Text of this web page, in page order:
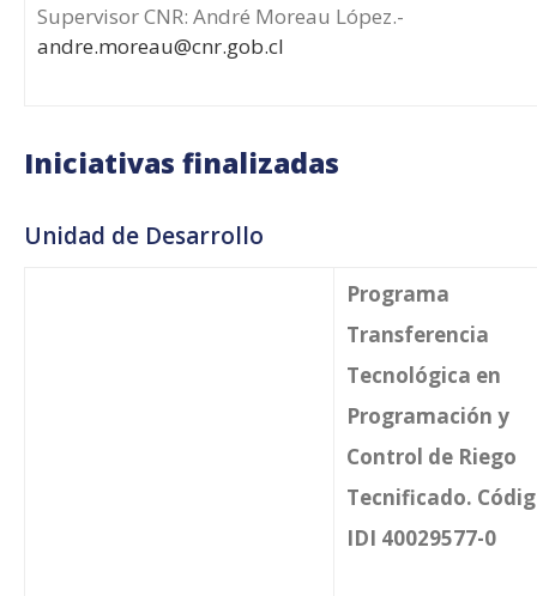
Supervisor CNR: André Moreau López.-
andre.moreau@cnr.gob.cl
Iniciativas finalizadas
Unidad de Desarrollo
Programa
Transferencia
Tecnológica en
Programación y
Control de Riego
Tecnificado.
IDI 40029577-0